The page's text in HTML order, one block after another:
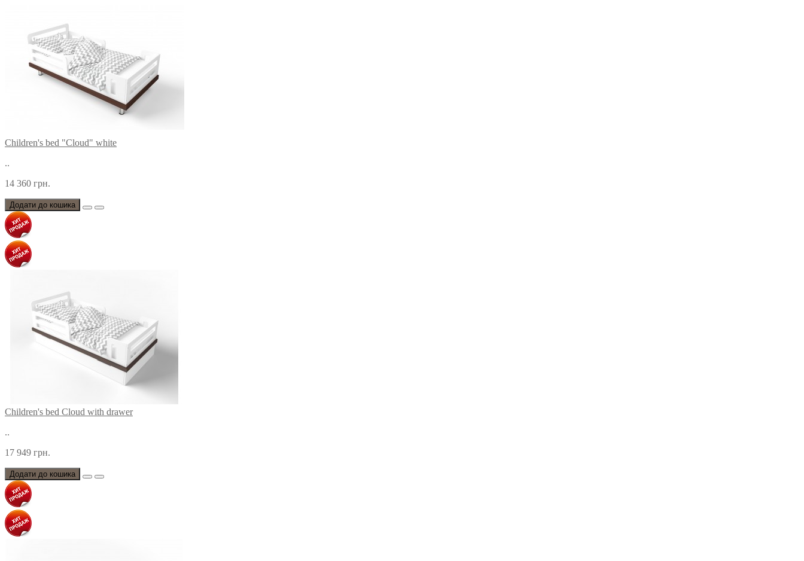
Children's bed "Cloud" white
..
14 360 грн.
Додати до кошика
Children's bed Cloud with drawer
..
17 949 грн.
Додати до кошика